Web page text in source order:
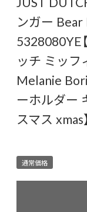
ンガー
5328080YE
ッチ ミッ
Melanie
ーホルダー
スマス xmas】
通常価格